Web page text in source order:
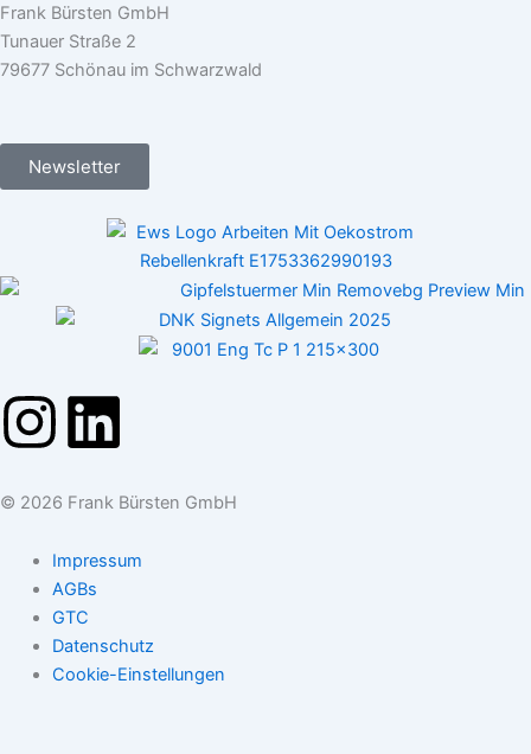
Frank Bürsten GmbH
Tunauer Straße 2
79677 Schönau im Schwarzwald
Newsletter
I
n
s
t
a
L
i
n
k
e
© 2026 Frank Bürsten GmbH
Impressum
AGBs
GTC
Datenschutz
Cookie-Einstellungen